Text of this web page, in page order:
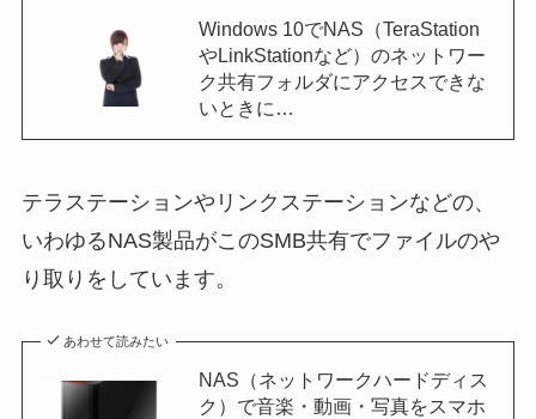
Windows 10でNAS（TeraStation
やLinkStationなど）のネットワー
ク共有フォルダにアクセスできな
いときに…
テラステーションやリンクステーションなどの、
いわゆるNAS製品がこのSMB共有でファイルのや
り取りをしています。
あわせて読みたい
NAS（ネットワークハードディス
ク）で音楽・動画・写真をスマホ